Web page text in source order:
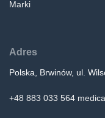
Marki
Adres
Polska, Brwinów, ul.
+48 883 033 564